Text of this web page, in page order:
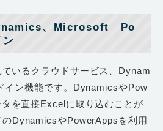
、Microsoft Po
いるクラウドサービス、Dynam
イン機能です。DynamicsやPow
を直接Excelに取り込むことが
DynamicsやPowerAppsを利用